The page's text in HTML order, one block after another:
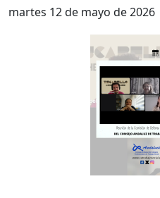
martes 12 de mayo de 2026